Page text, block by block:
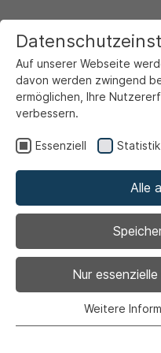
Gewerberegister
< Zurück zur Übersicht
Ihr
Auf unserer Webseite
davon werden zwingend
ermöglichen, Ihre
verbessern.
Essenziell Statistik
Alle
Nur
Essenzielle Cookies
Weitere